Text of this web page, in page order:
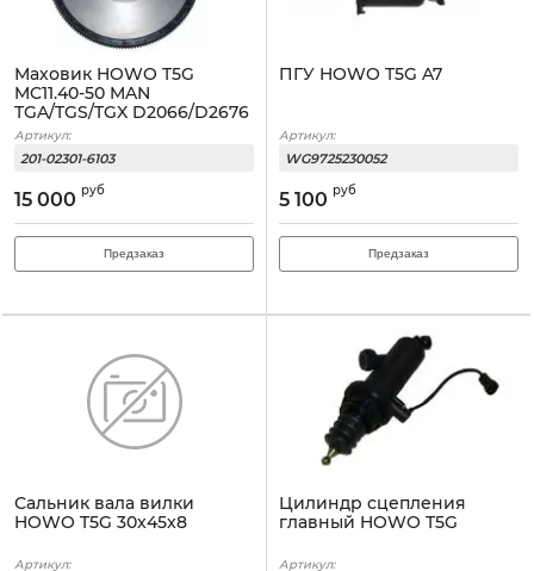
Маховик HOWO T5G
MC11.40-50 MAN
TGA/TGS/TGX D2066/D2676
Артикул:
201-02301-6103
15 000 руб
Предзаказ
ПГУ HOWO T5G A7
Артикул:
WG9725230052
5 100 руб
Предзаказ
Сальник вала вилки
HOWO T5G 30x45x8
Артикул:
Цилиндр сцепления
главный HOWO T5G
Артикул: